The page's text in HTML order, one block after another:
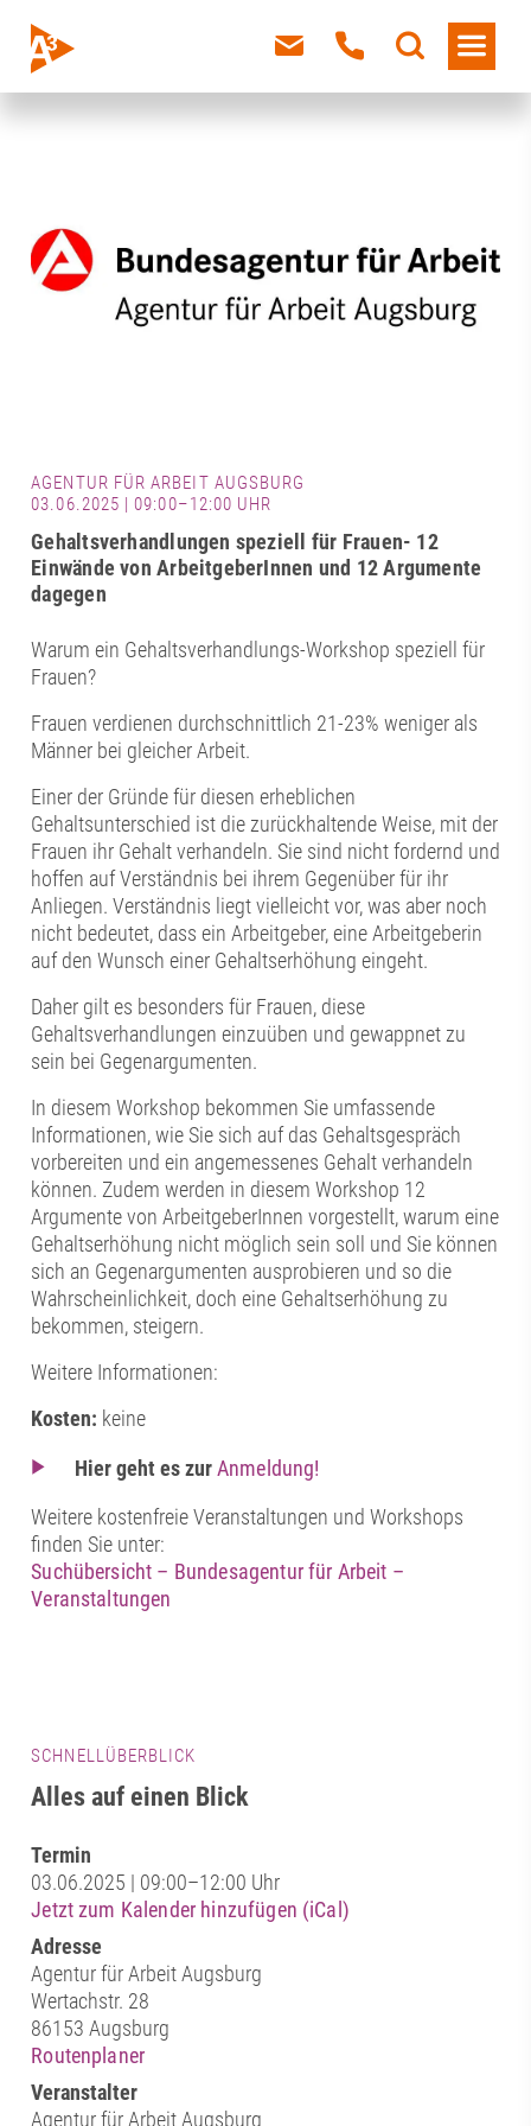
AGENTUR FÜR ARBEIT AUGSBURG
03.06.2025 | 09:00–12:00 UHR
Gehaltsverhandlungen speziell für Frauen- 12
Einwände von ArbeitgeberInnen und 12 Argumente
dagegen
Warum ein Gehaltsverhandlungs-Workshop speziell für
Frauen?
Frauen verdienen durchschnittlich 21-23% weniger als
Männer bei gleicher Arbeit.
Einer der Gründe für diesen erheblichen
Gehaltsunterschied ist die zurückhaltende Weise, mit der
Frauen ihr Gehalt verhandeln. Sie sind nicht fordernd und
hoffen auf Verständnis bei ihrem Gegenüber für ihr
Anliegen. Verständnis liegt vielleicht vor, was aber noch
nicht bedeutet, dass ein Arbeitgeber, eine Arbeitgeberin
auf den Wunsch einer Gehaltserhöhung eingeht.
Daher gilt es besonders für Frauen, diese
Gehaltsverhandlungen einzuüben und gewappnet zu
sein bei Gegenargumenten.
In diesem Workshop bekommen Sie umfassende
Informationen, wie Sie sich auf das Gehaltsgespräch
vorbereiten und ein angemessenes Gehalt verhandeln
können. Zudem werden in diesem Workshop 12
Argumente von ArbeitgeberInnen vorgestellt, warum eine
Gehaltserhöhung nicht möglich sein soll und Sie können
sich an Gegenargumenten ausprobieren und so die
Wahrscheinlichkeit, doch eine Gehaltserhöhung zu
bekommen, steigern.
Weitere Informationen:
Kosten: keine
Hier geht es zurAnmeldung!
Weitere kostenfreie Veranstaltungen und Workshops
finden Sie unter:
Suchübersicht – Bundesagentur für Arbeit –
Veranstaltungen
SCHNELLÜBERBLICK
Alles auf einen Blick
Termin
03.06.2025 | 09:00–12:00 Uhr
Jetzt zum Kalender hinzufügen (iCal)
Adresse
Agentur für Arbeit Augsburg
Wertachstr. 28
86153 Augsburg
Routenplaner
Veranstalter
Agentur für Arbeit Augsburg